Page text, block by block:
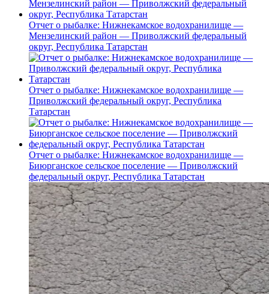
Отчет о рыбалке: Нижнекамское водохранилище —
Мензелинский район — Приволжский федеральный
округ, Республика Татарстан
Отчет о рыбалке: Нижнекамское водохранилище —
Приволжский федеральный округ, Республика
Татарстан
Отчет о рыбалке: Нижнекамское водохранилище —
Биюрганское сельское поселение — Приволжский
федеральный округ, Республика Татарстан